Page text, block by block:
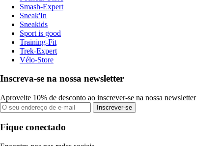
Smash-Expert
Sneak'In
Sneakids
Sport is good
Training-Fit
Trek-Expert
Vélo-Store
Inscreva-se na nossa newsletter
Aproveite 10% de desconto ao inscrever-se na nossa newsletter
Inscrever-se
Fique conectado